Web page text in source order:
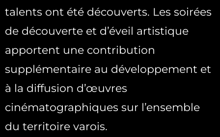
talents ont été découverts. Les soirées
de découverte et d’éveil artistique
apportent une contribution
supplémentaire au développement et
à la diffusion d’œuvres
cinématographiques sur l’ensemble
du territoire varois.